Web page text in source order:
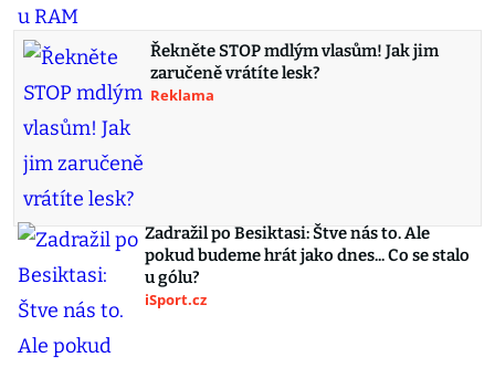
Řekněte STOP mdlým vlasům! Jak jim
zaručeně vrátíte lesk?
Reklama
Zadražil po Besiktasi: Štve nás to. Ale
pokud budeme hrát jako dnes... Co se stalo
u gólu?
iSport.cz